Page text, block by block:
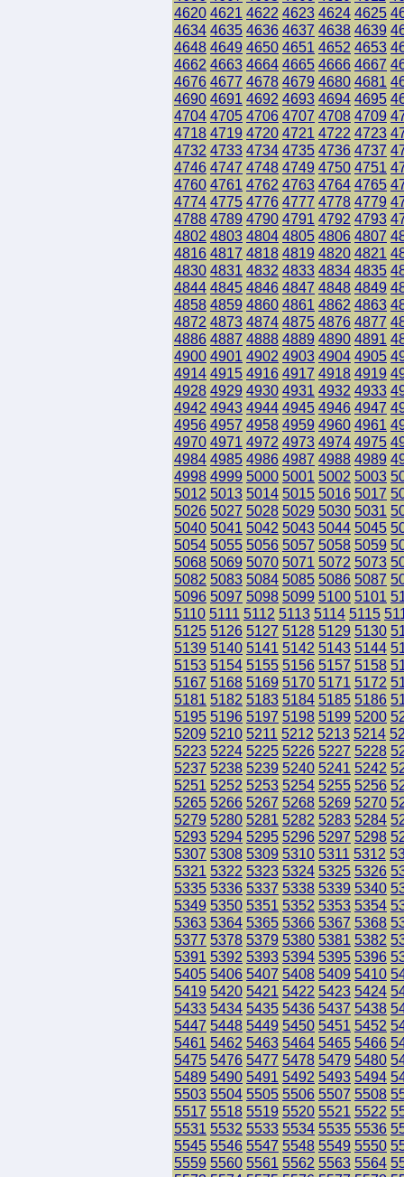
4620 4621 4622 4623 4624 4625
4634 4635 4636 4637 4638 4639
4648 4649 4650 4651 4652 4653
4662 4663 4664 4665 4666 4667
4676 4677 4678 4679 4680 4681
4690 4691 4692 4693 4694 4695
4704 4705 4706 4707 4708 4709
4718 4719 4720 4721 4722 4723
4732 4733 4734 4735 4736 4737
4746 4747 4748 4749 4750 4751
4760 4761 4762 4763 4764 4765
4774 4775 4776 4777 4778 4779
4788 4789 4790 4791 4792 4793
4802 4803 4804 4805 4806 4807
4816 4817 4818 4819 4820 4821
4830 4831 4832 4833 4834 4835
4844 4845 4846 4847 4848 4849
4858 4859 4860 4861 4862 4863
4872 4873 4874 4875 4876 4877
4886 4887 4888 4889 4890 4891
4900 4901 4902 4903 4904 4905
4914 4915 4916 4917 4918 4919
4928 4929 4930 4931 4932 4933
4942 4943 4944 4945 4946 4947
4956 4957 4958 4959 4960 4961
4970 4971 4972 4973 4974 4975
4984 4985 4986 4987 4988 4989
4998 4999 5000 5001 5002 5003
5012 5013 5014 5015 5016 5017
5026 5027 5028 5029 5030 5031
5040 5041 5042 5043 5044 5045
5054 5055 5056 5057 5058 5059
5068 5069 5070 5071 5072 5073
5082 5083 5084 5085 5086 5087
5096 5097 5098 5099 5100 5101
5110 5111 5112 5113 5114 5115
5125 5126 5127 5128 5129 5130
5139 5140 5141 5142 5143 5144
5153 5154 5155 5156 5157 5158
5167 5168 5169 5170 5171 5172
5181 5182 5183 5184 5185 5186
5195 5196 5197 5198 5199 5200
5209 5210 5211 5212 5213 5214
5223 5224 5225 5226 5227 5228
5237 5238 5239 5240 5241 5242
5251 5252 5253 5254 5255 5256
5265 5266 5267 5268 5269 5270
5279 5280 5281 5282 5283 5284
5293 5294 5295 5296 5297 5298
5307 5308 5309 5310 5311 5312
5321 5322 5323 5324 5325 5326
5335 5336 5337 5338 5339 5340
5349 5350 5351 5352 5353 5354
5363 5364 5365 5366 5367 5368
5377 5378 5379 5380 5381 5382
5391 5392 5393 5394 5395 5396
5405 5406 5407 5408 5409 5410
5419 5420 5421 5422 5423 5424
5433 5434 5435 5436 5437 5438
5447 5448 5449 5450 5451 5452
5461 5462 5463 5464 5465 5466
5475 5476 5477 5478 5479 5480
5489 5490 5491 5492 5493 5494
5503 5504 5505 5506 5507 5508
5517 5518 5519 5520 5521 5522
5531 5532 5533 5534 5535 5536
5545 5546 5547 5548 5549 5550
5559 5560 5561 5562 5563 5564